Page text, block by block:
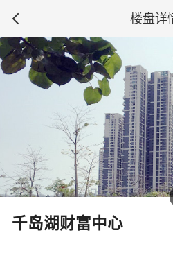
楼盘详
千岛湖财富中心